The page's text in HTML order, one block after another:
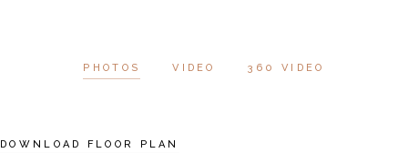
PHOTOS VIDEO 360 VIDEO
DOWNLOAD FLOOR PLAN